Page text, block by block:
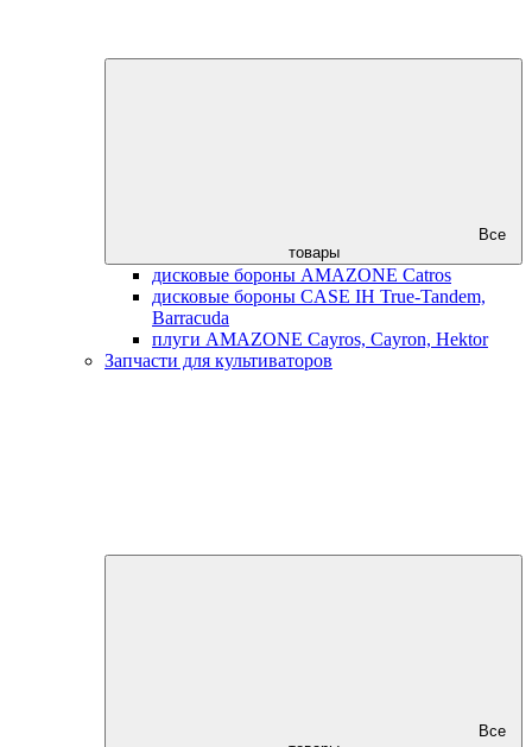
Все
товары
дисковые бороны AMAZONE Catros
дисковые бороны CASE IH True-Tandem,
Barracuda
плуги AMAZONE Cayros, Cayron, Hektor
Запчасти для культиваторов
Все